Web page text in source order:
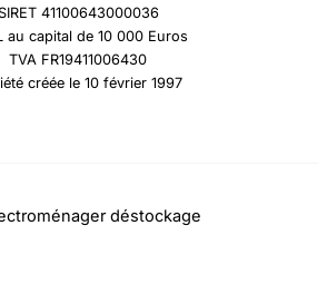
41100643000036
au capital de 10 000 Euros
TVA FR19411006430
créée le 10 février 1997
déstockage